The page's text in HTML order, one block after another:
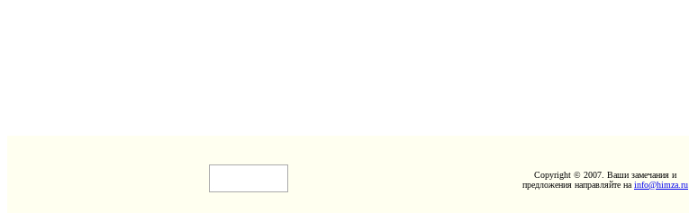
Copyright © 2007. Ваши замечания и
предложения направляйте на info@himza.ru